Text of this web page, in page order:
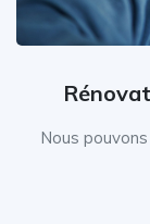
Nous